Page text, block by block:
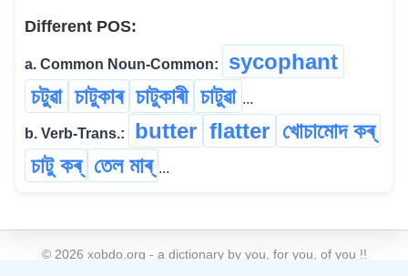
Different POS:
a. Common Noun-Common:
sycophant
চটুৱা চাটুকাৰ চাটুকাৰী চাটুৱা ...
b. Verb-Trans.: butter flatter খোচামোদ কৰ্
চাটু কৰ্ তেল মাৰ্ ...
© 2026 xobdo.org - a dictionary by you, for you, of you !!